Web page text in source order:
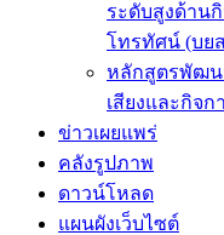
ระดับสูงด้าน
โทรทัศน์ (บย
หลักสูตรพัฒน
เสียงและกิจก
ข่าวเผยแพร่
คลังรูปภาพ
ดาวน์โหลด
แผนผังเว็บไซต์